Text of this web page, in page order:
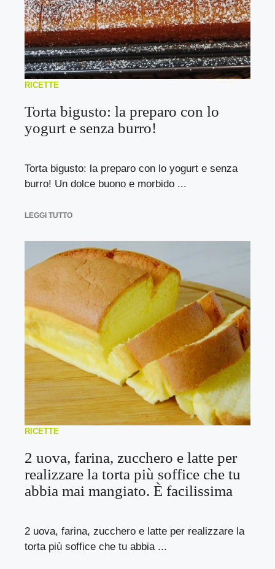
RICETTE
Torta bigusto: la preparo con lo
yogurt e senza burro!
Torta bigusto: la preparo con lo yogurt e senza
burro! Un dolce buono e morbido ...
LEGGI TUTTO
RICETTE
2 uova, farina, zucchero e latte per
realizzare la torta più soffice che tu
abbia mai mangiato. È facilissima
2 uova, farina, zucchero e latte per realizzare la
torta più soffice che tu abbia ...